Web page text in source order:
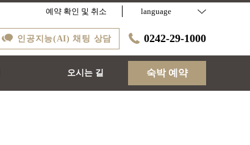
예약 확인 및 취소 language
인공지능(AI) 채팅 상담 0242-29-1000
오시는 길 숙박 예약